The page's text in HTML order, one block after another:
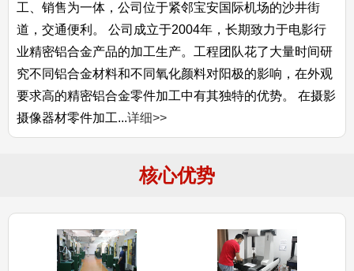
工、销售为一体，公司位于紧邻宝安国际机场的沙井街
道，交通便利。 公司成立于2004年，长期致力于电影行
业精密铝合金产品的加工生产。工程团队花了大量时间研
究不同铝合金材料和不同氧化颜料对阳极的影响，在外观
要求高的精密铝合金零件加工中有其独特的优势。 在摄影
摄像器材零件加工...详细>>
核心优势